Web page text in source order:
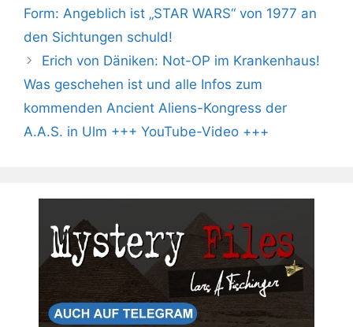
Form: Angeblich ist „STAR WARS“ von 1977 an
den Sichtungen schuld!
Erich von Däniken: Not-OP im Krankenhaus!
Was geschehen ist und alle Infos zum
kommenden Ancient Aliens-Kongress der
A.A.S. in Ulm +++ YouTube-Video +++